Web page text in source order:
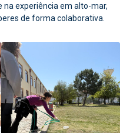
na experiência em alto-mar,
de forma colaborativa.